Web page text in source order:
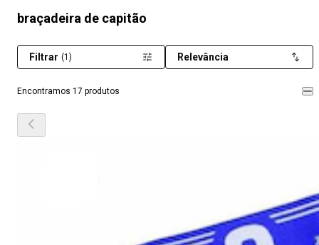
braçadeira de capitão
Encontramos 17 produtos
Filtrar (1) Relevância